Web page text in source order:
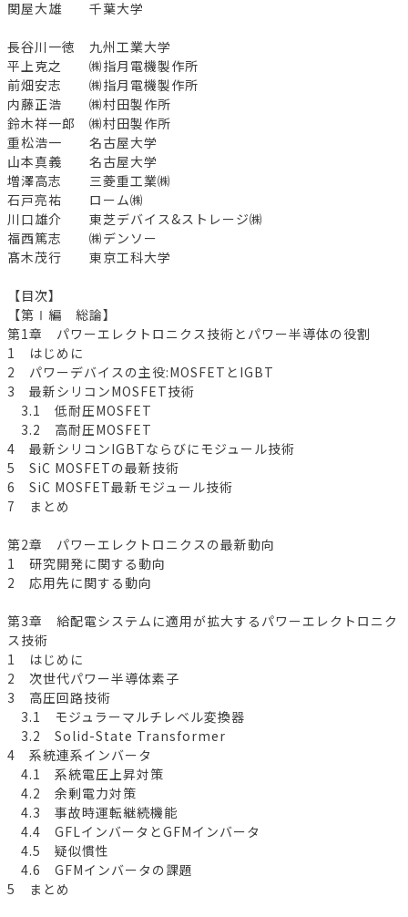
関屋大雄 千葉大学
長谷川一徳 九州工業大学
平上克之 ㈱指月電機製作所
前畑安志 ㈱指月電機製作所
内藤正浩 ㈱村田製作所
鈴木祥一郎 ㈱村田製作所
重松浩一 名古屋大学
山本真義 名古屋大学
増澤高志 三菱重工業㈱
石戸亮祐 ローム㈱
川口雄介 東芝デバイス&ストレージ㈱
福西篤志 ㈱デンソー
髙木茂行 東京工科大学
【目次】
【第Ⅰ編 総論】
第1章 パワーエレクトロニクス技術とパワー半導体の役割
1 はじめに
2 パワーデバイスの主役:MOSFETとIGBT
3 最新シリコンMOSFET技術
3.1 低耐圧MOSFET
3.2 高耐圧MOSFET
4 最新シリコンIGBTならびにモジュール技術
5 SiC MOSFETの最新技術
6 SiC MOSFET最新モジュール技術
7 まとめ
第2章 パワーエレクトロニクスの最新動向
1 研究開発に関する動向
2 応用先に関する動向
第3章 給配電システムに適用が拡大するパワーエレクトロニク
ス技術
1 はじめに
2 次世代パワー半導体素子
3 高圧回路技術
3.1 モジュラーマルチレベル変換器
3.2 Solid-State Transformer
4 系統連系インバータ
4.1 系統電圧上昇対策
4.2 余剰電力対策
4.3 事故時運転継続機能
4.4 GFLインバータとGFMインバータ
4.5 疑似慣性
4.6 GFMインバータの課題
5 まとめ